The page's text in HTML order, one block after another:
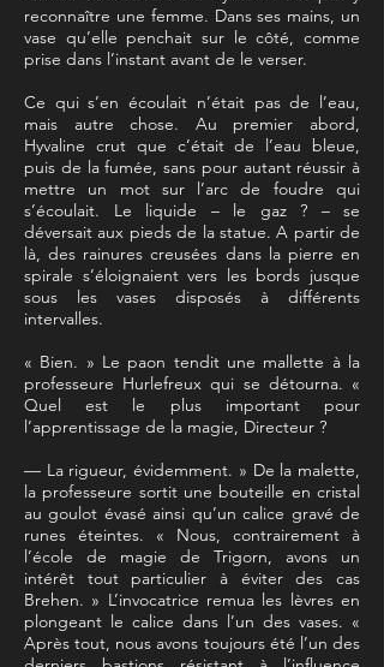
reconnaître une femme. Dans ses mains, un
vase qu’elle penchait sur le côté, comme
prise dans l’instant avant de le verser.
Ce qui s’en écoulait n’était pas de l’eau,
mais autre chose. Au premier abord,
Hyvaline crut que c’était de l’eau bleue,
puis de la fumée, sans pour autant réussir à
mettre un mot sur l’arc de foudre qui
s’écoulait. Le liquide – le gaz ? – se
déversait aux pieds de la statue. A partir de
là, des rainures creusées dans la pierre en
spirale s’éloignaient vers les bords jusque
sous les vases disposés à différents
intervalles.
« Bien. » Le paon tendit une mallette à la
professeure Hurlefreux qui se détourna. «
Quel est le plus important pour
l’apprentissage de la magie, Directeur ?
— La rigueur, évidemment. » De la malette,
la professeure sortit une bouteille en cristal
au goulot évasé ainsi qu’un calice gravé de
runes éteintes. « Nous, contrairement à
l’école de magie de Trigorn, avons un
intérêt tout particulier à éviter des cas
Brehen. » L’invocatrice remua les lèvres en
plongeant le calice dans l’un des vases. «
Après tout, nous avons toujours été l’un des